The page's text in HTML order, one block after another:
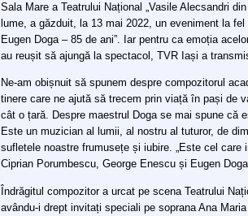
Sala Mare a Teatrului Național „Vasile Alecsandri
lume, a găzduit, la 13 mai 2022, un eveniment la
Eugen Doga – 85 de ani”. Iar pentru ca emoția
au reușit să ajungă la spectacol, TVR Iași a
Ne-am obișnuit să spunem despre compozitorul
tinere care ne ajută să trecem prin viață în pași de
cât o țară. Despre maestrul Doga se mai spune că
Este un muzician al lumii, al nostru al tuturor, de
sufletele noastre frumusețe și iubire. „Este cel
Ciprian Porumbescu, George Enescu și Eugen
Îndrăgitul compozitor a urcat pe scena Teatrului
avându-i drept invitați speciali pe soprana Ana